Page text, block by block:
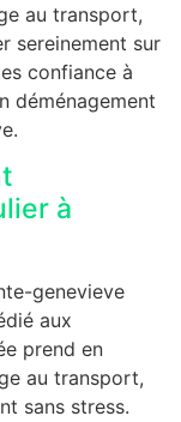
au transport,
sereinement sur
confiance à
déménagement
à
genevieve
aux
prend en
au transport,
sans stress.